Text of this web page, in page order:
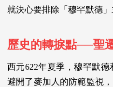
就決心要排除「穆罕默德
歷史的轉捩點──聖
西元622年夏季，穆罕默德
避開了麥加人的防範監視